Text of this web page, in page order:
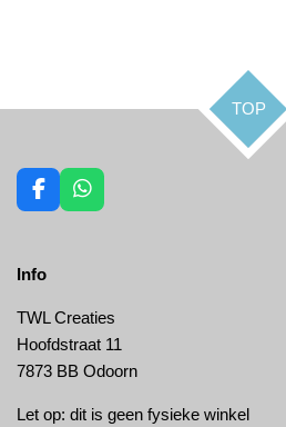
TOP
F
a
b
o
k
W
h
p
p
Info
TWL Creaties
Hoofdstraat 11
7873 BB Odoorn
Let op: dit is geen fysieke winkel